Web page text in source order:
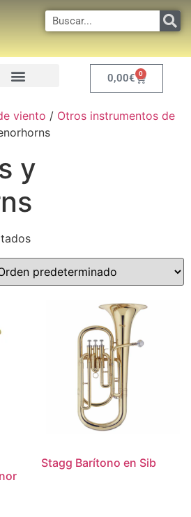
0,00€ 0
viento / Otros instrumentos de
y
Stagg Barítono en Sib